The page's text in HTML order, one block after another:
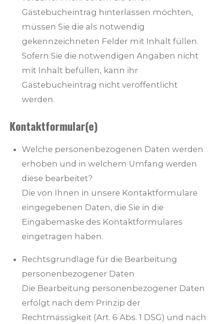
Gästebucheintrag hinterlassen möchten,
müssen Sie die als notwendig
gekennzeichneten Felder mit Inhalt füllen.
Sofern Sie die notwendigen Angaben nicht
mit Inhalt befüllen, kann ihr
Gästebucheintrag nicht veröffentlicht
werden.
Kontaktformular(e)
Welche personenbezogenen Daten werden
erhoben und in welchem Umfang werden
diese bearbeitet?
Die von Ihnen in unsere Kontaktformulare
eingegebenen Daten, die Sie in die
Eingabemaske des Kontaktformulares
eingetragen haben.
Rechtsgrundlage für die Bearbeitung
personenbezogener Daten
Die Bearbeitung personenbezogener Daten
erfolgt nach dem Prinzip der
Rechtmässigkeit (Art. 6 Abs. 1 DSG) und nach